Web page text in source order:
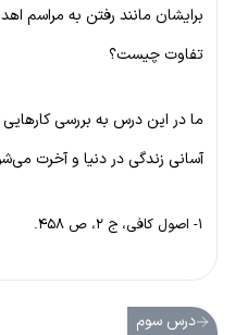
برایشان مانند رفتن به مراسم
تفاوت چیست؟
ما در این درس به بررسی
آسانی زندگی در دنیا و آخرت
۱- اصول کافی، ج ۲، ص ۴۵۸.
درس سوم